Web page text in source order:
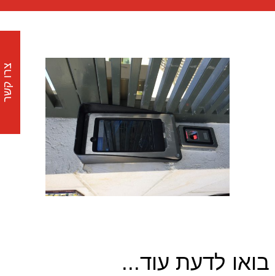
בואו לדעת עוד...
צרו קשר